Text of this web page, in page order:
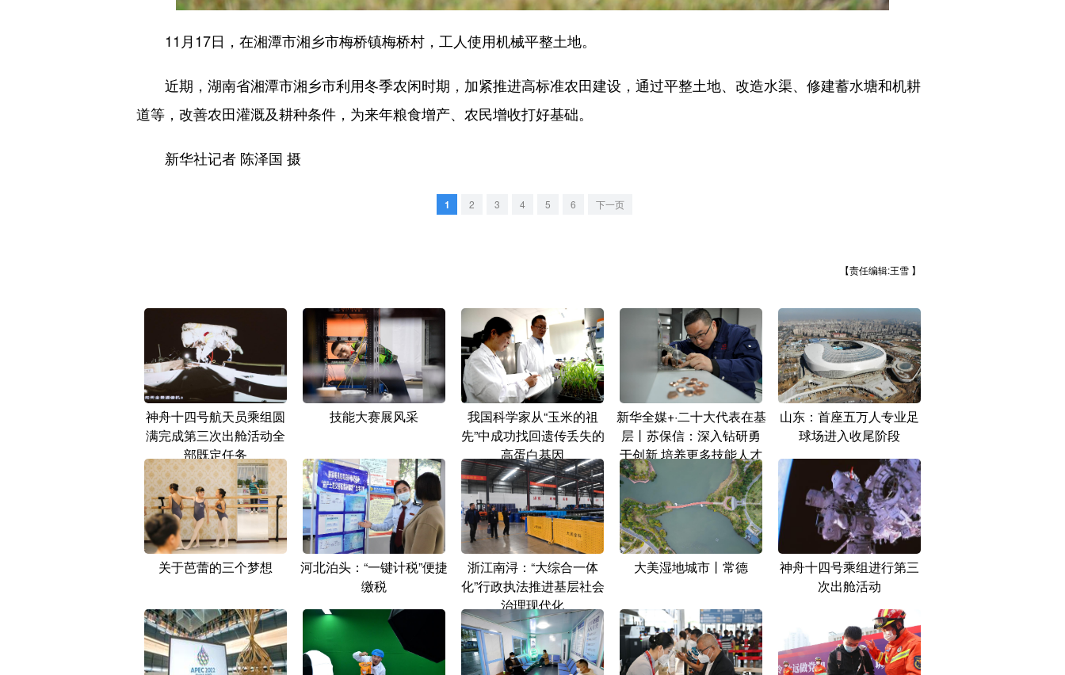
11月17日，在湘潭市湘乡市梅桥镇梅桥村，工人使用机械平整土地。
近期，湖南省湘潭市湘乡市利用冬季农闲时期，加紧推进高标准农田建设，通过平整土地、改造水渠、修建蓄水塘和机耕
道等，改善农田灌溉及耕种条件，为来年粮食增产、农民增收打好基础。
新华社记者 陈泽国 摄
1 2 3 4 5 6 下一页
【责任编辑:王雪 】
神舟十四号航天员乘组圆
满完成第三次出舱活动全
部既定任务
技能大赛展风采
我国科学家从“玉米的祖
先”中成功找回遗传丢失的
高蛋白基因
新华全媒+·二十大代表在基
层丨苏保信：深入钻研勇
于创新 培养更多技能人才
山东：首座五万人专业足
球场进入收尾阶段
关于芭蕾的三个梦想
河北泊头：“一键计税”便捷
缴税
浙江南浔：“大综合一体
化”行政执法推进基层社会
治理现代化
大美湿地城市丨常德
神舟十四号乘组进行第三
次出舱活动